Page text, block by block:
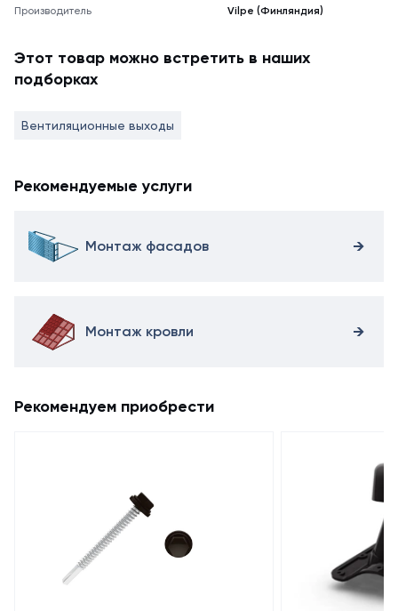
Производитель Vilpe (Финляндия)
Этот товар можно встретить в наших
подборках
Вентиляционные выходы
Рекомендуемые услуги
Монтаж фасадов
Монтаж кровли
Рекомендуем приобрести